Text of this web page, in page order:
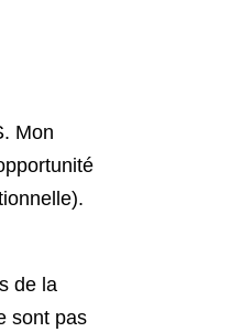
Mon
de la
sont pas